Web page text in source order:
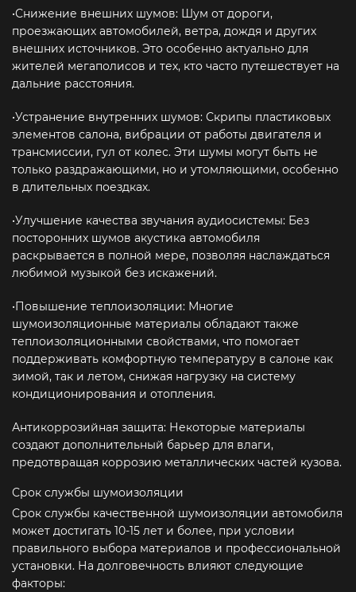
•Снижение внешних шумов: Шум от дороги,
проезжающих автомобилей, ветра, дождя и других
внешних источников. Это особенно актуально для
жителей мегаполисов и тех, кто часто путешествует на
дальние расстояния.
•Устранение внутренних шумов: Скрипы пластиковых
элементов салона, вибрации от работы двигателя и
трансмиссии, гул от колес. Эти шумы могут быть не
только раздражающими, но и утомляющими, особенно
в длительных поездках.
•Улучшение качества звучания аудиосистемы: Без
посторонних шумов акустика автомобиля
раскрывается в полной мере, позволяя наслаждаться
любимой музыкой без искажений.
•Повышение теплоизоляции: Многие
шумоизоляционные материалы обладают также
теплоизоляционными свойствами, что помогает
поддерживать комфортную температуру в салоне как
зимой, так и летом, снижая нагрузку на систему
кондиционирования и отопления.
Антикоррозийная защита: Некоторые материалы
создают дополнительный барьер для влаги,
предотвращая коррозию металлических частей кузова.
Срок службы шумоизоляции
Срок службы качественной шумоизоляции автомобиля
может достигать 10-15 лет и более, при условии
правильного выбора материалов и профессиональной
установки. На долговечность влияют следующие
факторы: